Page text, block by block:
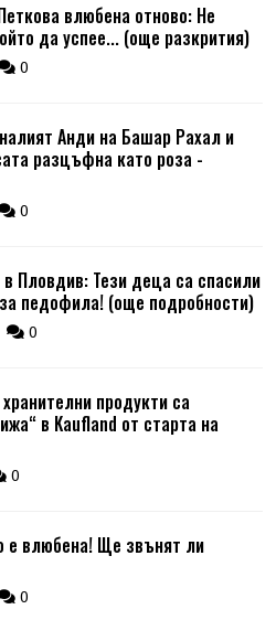
влюбена отново: Не
да успее... (още разкрития)
0
Анди на Башар Рахал и
разцъфна като роза -
0
Пловдив: Тези деца са спасили
педофила! (още подробности)
0
продукти са
в Kaufland от старта на
0
е влюбена! Ще звънят ли
0